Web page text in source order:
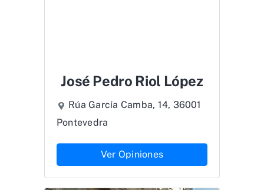
José Pedro Riol López
Rúa García Camba, 14, 36001
Pontevedra
Ver Opiniones